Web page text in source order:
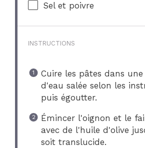
Sel et poivre
INSTRUCTIONS
Cuire les pâtes dans une
d'eau salée selon les
puis égoutter.
Émincer l'oignon et le
avec de l'huile d'olive
soit translucide.